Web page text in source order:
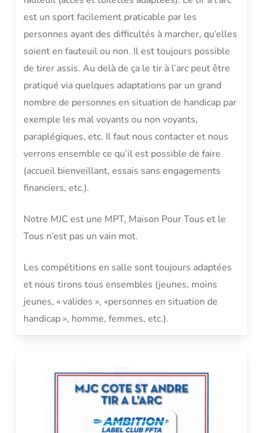
est un sport facilement praticable par les
personnes ayant des difficultés à marcher, qu’elles
soient en fauteuil ou non. Il est toujours possible
de tirer assis. Au delà de ça le tir à l’arc peut être
pratiqué via quelques adaptations par un grand
nombre de personnes en situation de handicap par
exemple les mal voyants ou non voyants,
paraplégiques, etc. Il faut nous contacter et nous
verrons ensemble ce qu’il est possible de faire
(accueil bienveillant, essais sans engagements
financiers, etc.).
Notre MJC est une MPT, Maison Pour Tous et le
Tous n’est pas un vain mot.
Les compétitions en salle sont toujours adaptées
et nous tirons tous ensembles (jeunes, moins
jeunes, « valides », «personnes en situation de
handicap », homme, femmes, etc.).